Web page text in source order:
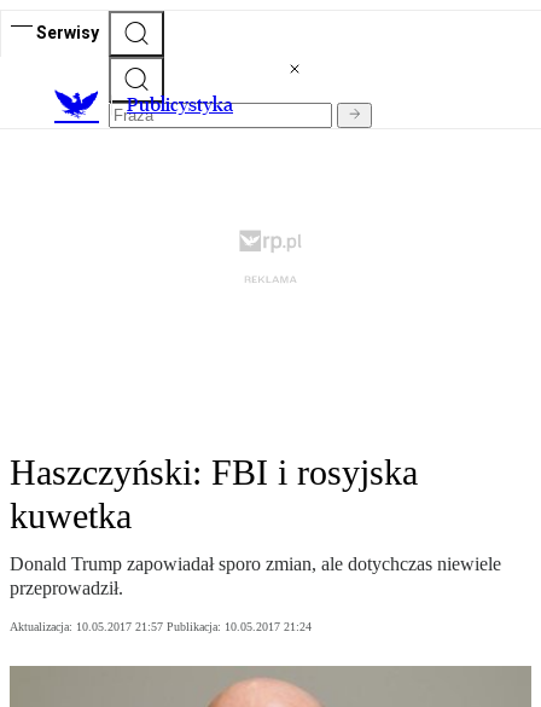
Serwisy
Publicystyka
Haszczyński: FBI i rosyjska
kuwetka
Donald Trump zapowiadał sporo zmian, ale dotychczas niewiele
przeprowadził.
Aktualizacja: 10.05.2017 21:57 Publikacja: 10.05.2017 21:24